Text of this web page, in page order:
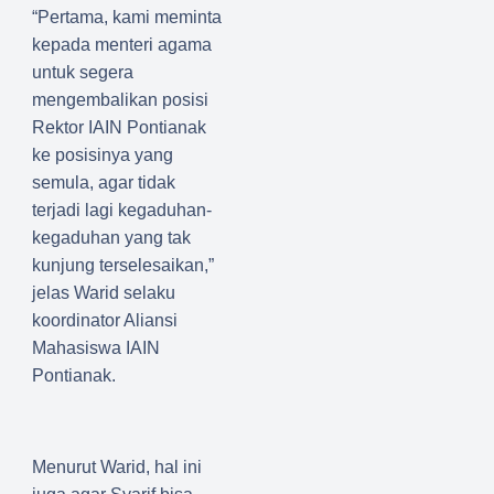
tan
Peran
uan
Kristen
Sambas
“Pertama, kami meminta
kepada menteri agama
untuk segera
mengembalikan posisi
Rektor IAIN Pontianak
ke posisinya yang
semula, agar tidak
terjadi lagi kegaduhan-
kegaduhan yang tak
kunjung terselesaikan,”
jelas Warid selaku
koordinator Aliansi
Mahasiswa IAIN
Pontianak.
Menurut Warid, hal ini